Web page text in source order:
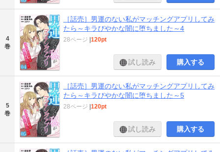
4
巻
［話売］男運のない私がマッチングアプリしてみ
たら～キラびやかな闇に堕ちました～4
28ページ |120pt
試し読み 購入する
5
巻
［話売］男運のない私がマッチングアプリしてみ
たら～キラびやかな闇に堕ちました～5
28ページ |120pt
試し読み 購入する